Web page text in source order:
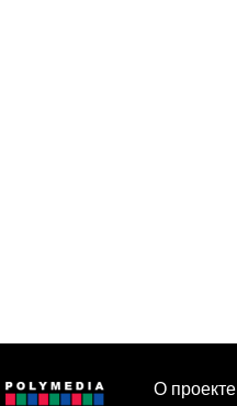
О проекте